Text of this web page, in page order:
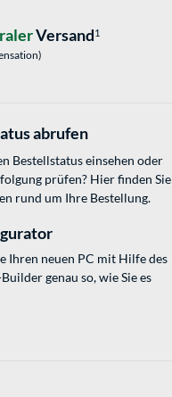
Versand1
abrufen
Bestellstatus einsehen oder
prüfen? Hier finden Sie
rund um Ihre Bestellung.
Ihren neuen PC mit Hilfe des
genau so, wie Sie es